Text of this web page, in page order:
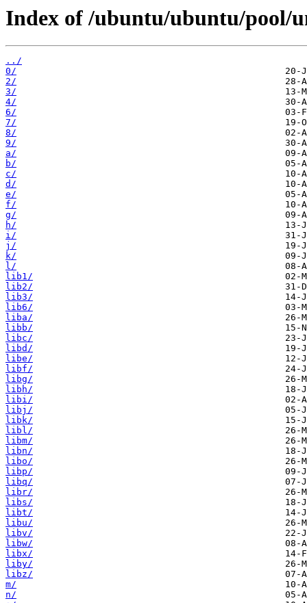
Index of /ubuntu/ubuntu/pool/
../
0/
2/
3/
4/
6/
7/
8/
9/
a/
b/
c/
d/
e/
f/
g/
h/
i/
j/
k/
l/
lib1/
lib2/
lib3/
lib6/
liba/
libb/
libc/
libd/
libe/
libf/
libg/
libh/
libi/
libj/
libk/
libl/
libm/
libn/
libo/
libp/
libq/
libr/
libs/
libt/
libu/
libv/
libw/
libx/
liby/
libz/
m/
n/